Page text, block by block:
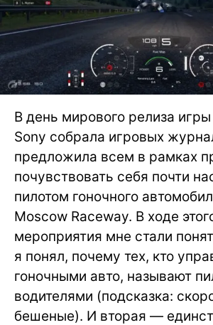
В день мирового релиза
Sony собрала игровых
предложила всем в рамках
почувствовать себя почти
пилотом гоночного
Moscow Raceway. В ходе
мероприятия мне стали
я понял, почему тех, кто
гоночными авто, называют
водителями (подсказка:
бешеные). И вторая —